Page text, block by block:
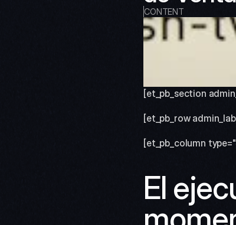
CONTENT
[et_pb_section
[et_pb_row
[et_pb_column
El